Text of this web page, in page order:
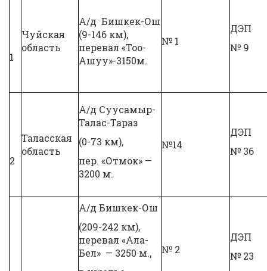
1
Чуйская
область
А/д Бишкек-Ош
(9-146 км),
перевал «Тоо-
Ашуу»-3150м.
№ 1
ДЭП
№ 9
2
Таласская
область
А/д Суусамыр-
Талас-Тараз
(0-73 км),
пер. «Отмок» —
3200 м.
№14
ДЭП
№ 36
А/д Бишкек-Ош
(209-242 км),
перевал «Ала-
Бел» — 3250 м.,
№ 2
ДЭП
№ 23